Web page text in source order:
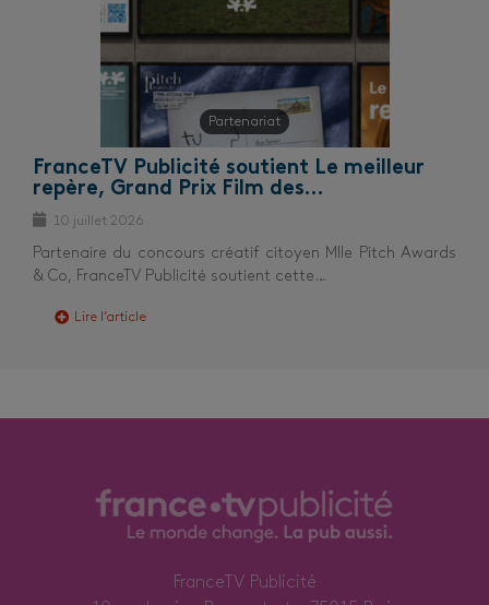
Partenariat
FranceTV Publicité soutient Le meilleur
repère, Grand Prix Film des…
10 juillet 2026
Partenaire du concours créatif citoyen Mlle Pitch Awards
& Co, FranceTV Publicité soutient cette…
Lire l’article
FranceTV Publicité